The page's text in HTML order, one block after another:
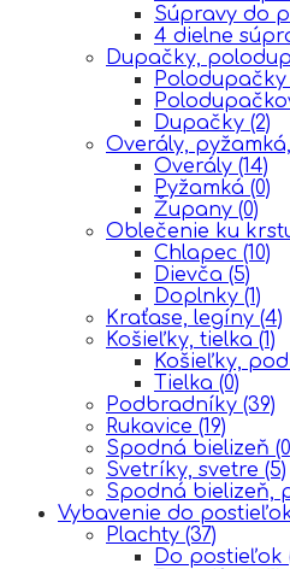
Súpravy do
4 dielne
Dupačky,
Polodupačky
Dupačky (2)
Overály,
Overály (14)
Pyžamká (0)
Župany (0)
Oblečenie ku
Chlapec (10)
Dievča (5)
Doplnky (1)
Kraťase, legíny (4)
Košieľky, tielka (1)
Košieľky,
Tielka (0)
Podbradníky (39)
Rukavice (19)
Spodná bielizeň
Svetríky, svetre (5)
Spodná bielizeň,
Vybavenie do
Plachty (37)
Do postieľok